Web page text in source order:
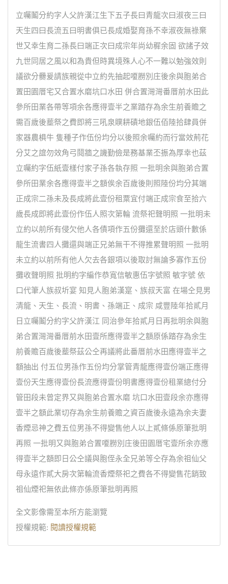
立囑鬮分約字人父許漢江生下五子長曰青龍次曰淑夜三曰
天生四曰長流五曰明書俱已長成婚娶育孫不幸淑夜無祿棄
世又幸生育二孫長曰端正次曰成宗年尚幼穉余固 欲諸子效
九世同居之風以和為貴但時異境殊人心不一難以勉強效則
議欲分爨爰請族親從中立約先抽起嗄朥別庄後余與胞弟合
置田園厝宅又合置水磨坑口水田 併合置灣灣番厝前水田此
參所田業各帶等項余各應得壹半之業踏存為余生前養贍之
需百歲後塟祭之費即將三吼泉贌耕磧地銀伍佰陸拾肆員併
家器農椇牛 隻種子作伍份均分以後照余囑約而行當效荊花
分艾之誼勿效角弓鬩牆之譏勤儉是務基業丕振為厚幸也茲
立囑約字伍紙壹樣付家子孫各執存照 一批明余與胞弟合置
參所田業余各應得壹半之額俟余百歲後則照陸份均分其端
正成宗二孫未及長成將此壹份租粟宜付端正成宗食至拾六
歲長成即將此壹份作伍人照次第輪 流祭祀聲明照 一批明未
立約以前所有侵欠他人各債項作五份攤還至於店頭什數係
龍生流書四人攤還與端正兄弟無干不得推累聲明照 一批明
未立約以前所有他人欠去各銀項以後取討無論多寡作五份
攤收聲明照 批明約字編作恭寬信敏惠伍字號照 敏字號 依
口代筆人族叔圻宴 知見人胞弟漢寔、族叔天富 在場仝見男
清龍、天生、長流、明書、孫端正、成宗 咸豐陸年拾貳月
日立囑鬮分約字父許漢江 同治參年拾貳月日再批明余與胞
弟合置灣灣番厝前水田壹所應得壹半之額原係踏存為余生
前養贍百歲後塟祭茲公仝再議將此番厝前水田應得壹半之
額抽出 付五位男孫作五份均分掌管青龍應得壹份端正應得
壹份天生應得壹份長流應得壹份明書應得壹份租業總付分
管田段未曾定界又與胞弟合置水磨 坑口水田壹段余亦應得
壹半之額此業切存為余生前養贍之資百歲後永遠為余夫妻
香煙忌神之費五位男孫不得變售他人以上貳條係原筆批明
再照 一批明又與胞弟合置嗄朥別庄後田園厝宅壹所余亦應
得壹半之額即日公仝議與胞侄永全兄弟等仝存為余祖仙父
母永遠作貳大房次第輪流香煙祭祀之費各不得變售花銷致
祖仙煙祀無依此條亦係原筆批明再照
全文影像需至本所方能瀏覽
授權規範: 閱讀授權規範